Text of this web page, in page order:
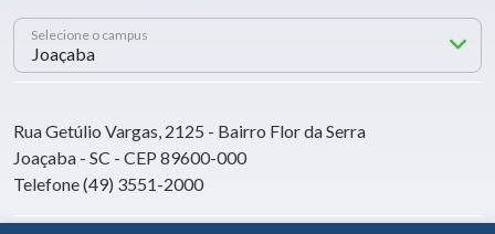
Selecione o campus
Rua Getúlio Vargas, 2125 - Bairro Flor da Serra
Joaçaba - SC - CEP 89600-000
Telefone (49) 3551-2000